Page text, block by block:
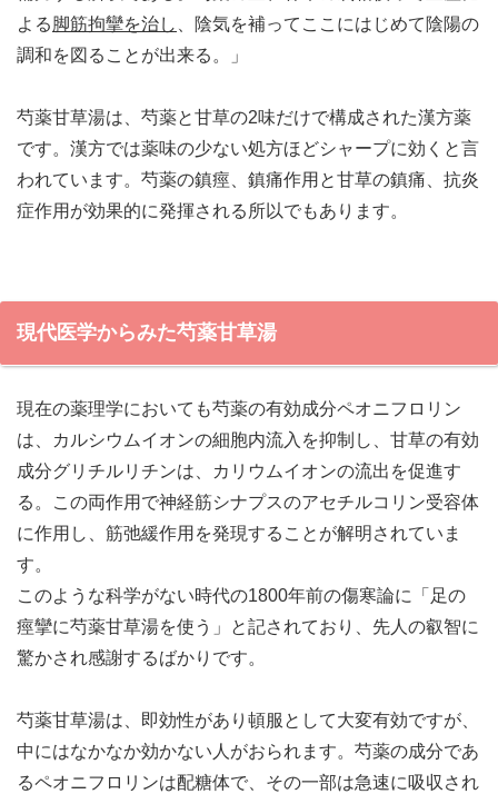
よる 脚筋拘攣を治し
、陰気を補ってここにはじめて陰陽の
調和を図ることが出来る。」
芍薬甘草湯は、芍薬と甘草の2味だけで構成された漢方薬
です。漢方では薬味の少ない処方ほどシャープに効くと言
われています。芍薬の鎮痙、鎮痛作用と甘草の鎮痛、抗炎
症作用が効果的に発揮される所以でもあります。
現代医学からみた芍薬甘草湯
現在の薬理学においても芍薬の有効成分ペオニフロリン
は、カルシウムイオンの細胞内流入を抑制し、甘草の有効
成分グリチルリチンは、カリウムイオンの流出を促進す
る。この両作用で神経筋シナプスのアセチルコリン受容体
に作用し、筋弛緩作用を発現することが解明されていま
す。
このような科学がない時代の1800年前の傷寒論に「足の
痙攣に芍薬甘草湯を使う」と記されており、先人の叡智に
驚かされ感謝するばかりです。
芍薬甘草湯は、即効性があり頓服として大変有効ですが、
中にはなかなか効かない人がおられます。芍薬の成分であ
るペオニフロリンは配糖体で、その一部は急速に吸収され